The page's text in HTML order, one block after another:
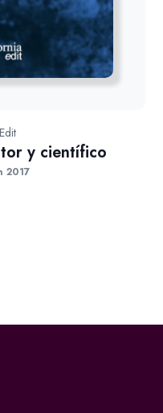
y científico
2017